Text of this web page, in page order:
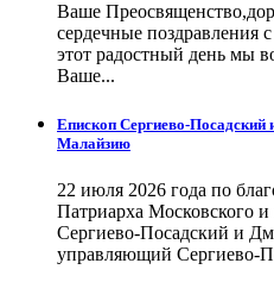
Ваше
сердечные
этот радостный день мы
Ваше...
Епископ Сергиево-
Малайзию
22 июля 2026 года по
Патриарха Московского
Сергиево-Посадский и
управляющий Сергиево-